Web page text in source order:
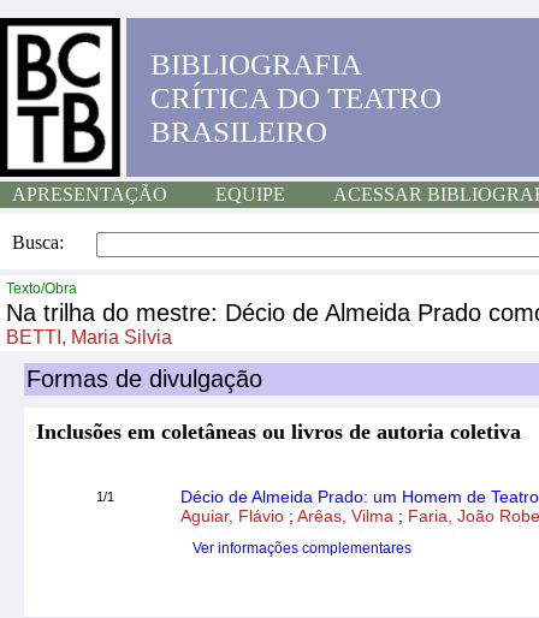
BIBLIOGRAFIA
CRÍTICA DO TEATRO
BRASILEIRO
APRESENTAÇÃO EQUIPE ACESSAR
Busca:
Texto/Obra
Na trilha do mestre: Décio de Almeida Prado
BETTI, Maria Silvia
Formas de divulgação
Inclusões em coletâneas ou livros de autoria coletiva
1/1
Décio de Almeida Prado: um Homem de Teatro
Aguiar, Flávio ; Arêas, Vilma ; Faria, João
Ver informações complementares